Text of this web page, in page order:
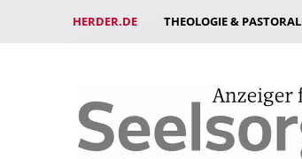
HERDER.DE THEOLOGIE & PASTORAL